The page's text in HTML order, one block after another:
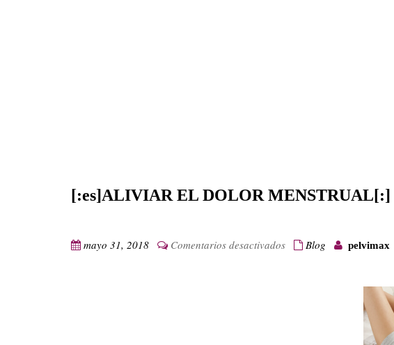
[:es]ALIVIAR EL DOLOR MENSTRUAL[:]
mayo 31, 2018 Comentarios desactivadosen
Blog pelvimax